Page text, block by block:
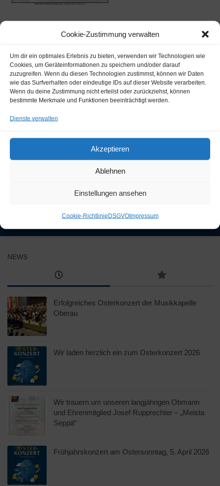
Cookie-Zustimmung verwalten
Um dir ein optimales Erlebnis zu bieten, verwenden wir Technologien wie
Cookies, um Geräteinformationen zu speichern und/oder darauf
zuzugreifen. Wenn du diesen Technologien zustimmst, können wir Daten
wie das Surfverhalten oder eindeutige IDs auf dieser Website verarbeiten.
Wenn du deine Zustimmung nicht erteilst oder zurückziehst, können
bestimmte Merkmale und Funktionen beeinträchtigt werden.
Dienste verwalten
Akzeptieren
Ablehnen
Einstellungen ansehen
Cookie-RichtlinieDSGVOImpressum
langjährige Tätigkeit als Obmann und als Musikant. Wir
werden dich immer in guter Erinnerung halten.
Ruhe in Frieden
NEWS
Erfolgreiches Osterkonzert der Musikkapelle
Oberau
Wir laden herzlich ein zum Osterkonzert 2026
Wir trauern um unseren langjährigen Obmann
und Ehrenmitglied Josef Rupprechter – „Meista
Seppä“
Frühjahrskonzert am Ostersonntag, 5. April 2026